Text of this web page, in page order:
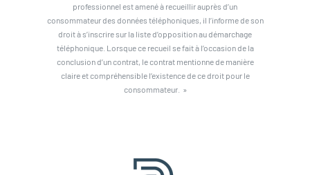
professionnel est amené à recueillir auprès d’un
consommateur des données téléphoniques, il l’informe de son
droit à s’inscrire sur la liste d’opposition au démarchage
téléphonique. Lorsque ce recueil se fait à l’occasion de la
conclusion d’un contrat, le contrat mentionne de manière
claire et compréhensible l’existence de ce droit pour le
consommateur. »